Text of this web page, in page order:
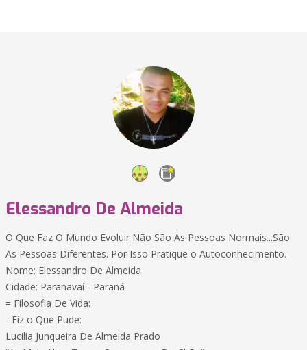
Elessandro De Almeida
O Que Faz O Mundo Evoluir Não São As Pessoas Normais...São
As Pessoas Diferentes. Por Isso Pratique o Autoconhecimento.
Nome: Elessandro De Almeida
Cidade: Paranavaí - Paraná
= Filosofia De Vida:
- Fiz o Que Pude:
Lucilia Junqueira De Almeida Prado